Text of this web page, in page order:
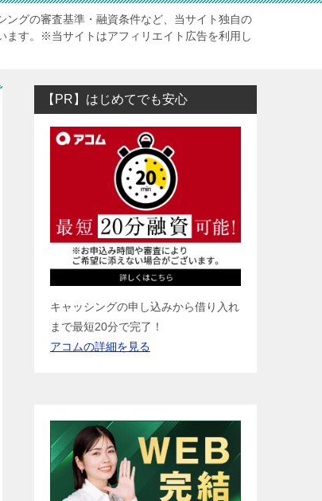
ングの審査基準・融資条件など、当サイト独自の
ます。※当サイトはアフィリエイト広告を利用し
【PR】はじめてでも安心
キャッシングの申し込みから借り入れ
まで最短20分で完了！
アコムの詳細を見る